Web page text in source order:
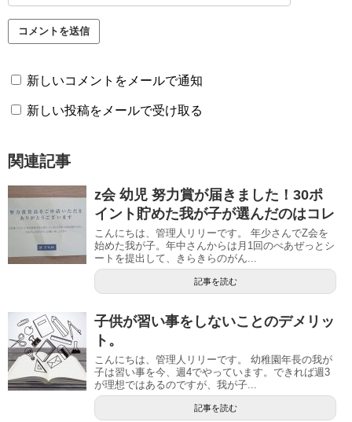
新しいコメントをメールで通知
新しい投稿をメールで受け取る
関連記事
z会 幼児 努力賞が届きました！30ポ
イント貯めた我が子が選んだのはコレ
こんにちは、管理人リリーです。 年少さんでZ会を
始めた我が子。年中さんからは月1回のぺあぜっとシ
ートを提出して、きらきらのがん...
記事を読む
子供が習い事をしないことのデメリッ
ト。
こんにちは、管理人リリーです。 幼稚園年長の我が
子は習い事を今、週4でやっています。できれば週3
が理想ではあるのですが、我が子...
記事を読む